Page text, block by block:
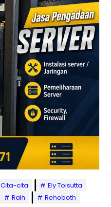
Cita-cita
Ely Toisutta
Raih Rehoboth